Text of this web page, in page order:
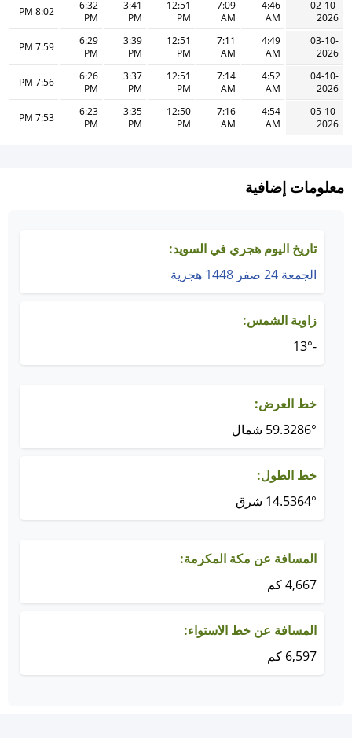
02-10-
2026
4:46
AM
7:09
AM
12:51
PM
3:41
PM
6:32
PM
8:02 PM
03-10-
2026
4:49
AM
7:11
AM
12:51
PM
3:39
PM
6:29
PM
7:59 PM
04-10-
2026
4:52
AM
7:14
AM
12:51
PM
3:37
PM
6:26
PM
7:56 PM
05-10-
2026
4:54
AM
7:16
AM
12:50
PM
3:35
PM
6:23
PM
7:53 PM
معلومات إضافية
تاريخ اليوم هجري في السويد:
الجمعة 24 صفر 1448 هجرية
زاوية الشمس:
-13°
خط العرض:
59.3286° شمال
خط الطول:
14.5364° شرق
المسافة عن مكة المكرمة:
4,667 كم
المسافة عن خط الاستواء:
6,597 كم